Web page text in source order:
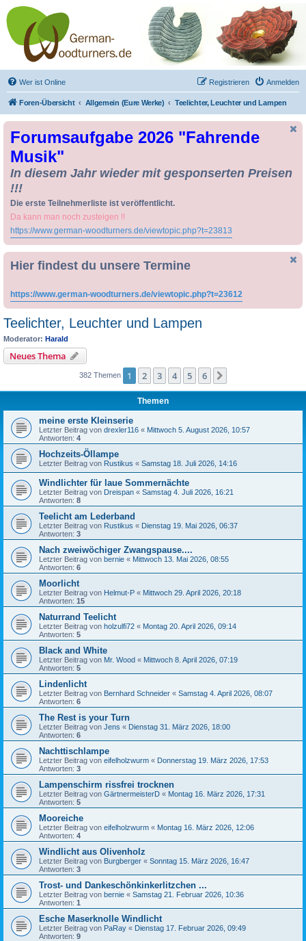
Drechseln und
Kunsthandwerk -
German-Woodturners
*Forum Sauerland*
Der Treffpunkt für Drechsler und Freunde des Kunsthandwerks
Wer ist Online Anmelden
Registrieren
Foren-Übersicht Allgemein (Eure Werke) Teelichter, Leuchter und Lampen
Forumsaufgabe 2026 "Fahrende
Musik"
In diesem Jahr wieder mit gesponserten Preisen
!!!
Die erste Teilnehmerliste ist veröffentlicht.
Da kann man noch zusteigen !!
https://www.german-woodturners.de/viewtopic.php?t=23813
Hier findest du unsere Termine
https://www.german-woodturners.de/viewtopic.php?t=23612
Teelichter, Leuchter und Lampen
Moderator: Harald
Neues Thema
382 Themen 1 2 3 4 5 6
Themen
meine erste Kleinserie
Letzter Beitrag von drexler116 « Mittwoch 5. August 2026, 10:57
Antworten: 4
Hochzeits-Öllampe
Letzter Beitrag von Rustikus « Samstag 18. Juli 2026, 14:16
Windlichter für laue Sommernächte
Letzter Beitrag von Dreispan « Samstag 4. Juli 2026, 16:21
Antworten: 8
Teelicht am Lederband
Letzter Beitrag von Rustikus « Dienstag 19. Mai 2026, 06:37
Antworten: 3
Nach zweiwöchiger Zwangspause....
Letzter Beitrag von bernie « Mittwoch 13. Mai 2026, 08:55
Antworten: 6
Moorlicht
Letzter Beitrag von Helmut-P « Mittwoch 29. April 2026, 20:18
Antworten: 15
Naturrand Teelicht
Letzter Beitrag von holzulfi72 « Montag 20. April 2026, 09:14
Antworten: 5
Black and White
Letzter Beitrag von Mr. Wood « Mittwoch 8. April 2026, 07:19
Antworten: 5
Lindenlicht
Letzter Beitrag von Bernhard Schneider « Samstag 4. April 2026, 08:07
Antworten: 6
The Rest is your Turn
Letzter Beitrag von Jens « Dienstag 31. März 2026, 18:00
Antworten: 6
Nachttischlampe
Letzter Beitrag von eifelholzwurm « Donnerstag 19. März 2026, 17:53
Antworten: 3
Lampenschirm rissfrei trocknen
Letzter Beitrag von GärtnermeisterD « Montag 16. März 2026, 17:31
Antworten: 5
Mooreiche
Letzter Beitrag von eifelholzwurm « Montag 16. März 2026, 12:06
Antworten: 4
Windlicht aus Olivenholz
Letzter Beitrag von Burgberger « Sonntag 15. März 2026, 16:47
Antworten: 3
Trost- und Dankeschönkinkerlitzchen ...
Letzter Beitrag von bernie « Samstag 21. Februar 2026, 10:36
Antworten: 1
Esche Maserknolle Windlicht
Letzter Beitrag von PaRay « Dienstag 17. Februar 2026, 09:49
Antworten: 9